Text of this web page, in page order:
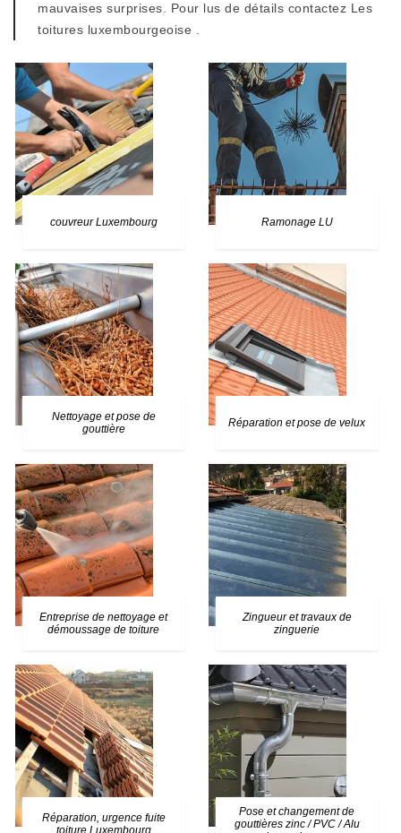
mauvaises surprises. Pour lus de détails contactez Les
toitures luxembourgeoise .
couvreur Luxembourg Ramonage LU
Nettoyage et pose de
gouttière
Réparation et pose de velux
Entreprise de nettoyage et
démoussage de toiture
Zingueur et travaux de
zinguerie
Réparation, urgence fuite
toiture Luxembourg
Pose et changement de
gouttières zinc / PVC / Alu